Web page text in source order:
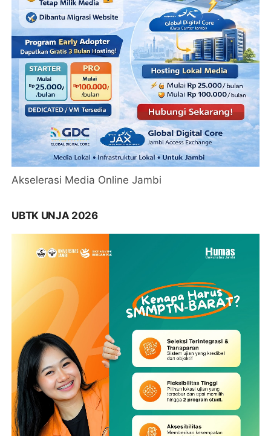
Akselerasi Media Online Jambi
UBTK UNJA 2026